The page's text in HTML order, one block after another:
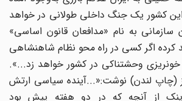
کشور یک جنگ داخلی طولانی در خواهد
به نام «مدافعان قانون اساسی»
اگر کسی در راه محو نظام شاهنشاهی
وحشتناکی در کشور خواهد زد...».
(چاپ لندن) نوشت:«...آینده سیاسی ارتش
از آنچه که در دو هفته پیش بود